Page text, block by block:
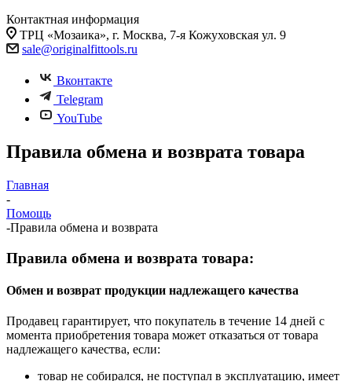
Контактная информация
ТРЦ «Мозаика», г. Москва, 7-я Кожуховская ул. 9
sale@originalfittools.ru
Вконтакте
Telegram
YouTube
Правила обмена и возврата товара
Главная
-
Помощь
-Правила обмена и возврата
Правила обмена и возврата товара:
Обмен и возврат продукции надлежащего качества
Продавец гарантирует, что покупатель в течение 14 дней с
момента приобретения товара может отказаться от товара
надлежащего качества, если:
товар не собирался, не поступал в эксплуатацию, имеет